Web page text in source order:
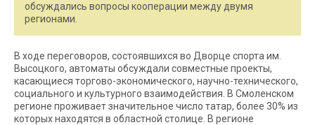
обсуждались вопросы кооперации между двумя
регионами.
В ходе переговоров, состоявшихся во Дворце спорта им.
Высоцкого, автоматы обсуждали совместные проекты,
касающиеся торгово-экономического, научно-технического,
социального и культурного взаимодействия. В Смоленском
регионе проживает значительное число татар, более 30% из
которых находятся в областной столице. В регионе